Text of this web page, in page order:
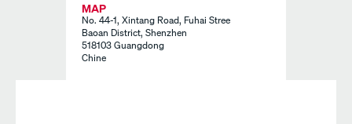
MAP
No. 44-1, Xintang Road, Fuhai Stree
Baoan District, Shenzhen
518103 Guangdong
Chine